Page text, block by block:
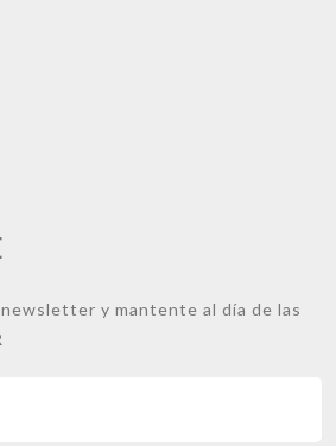
y mantente al día de las